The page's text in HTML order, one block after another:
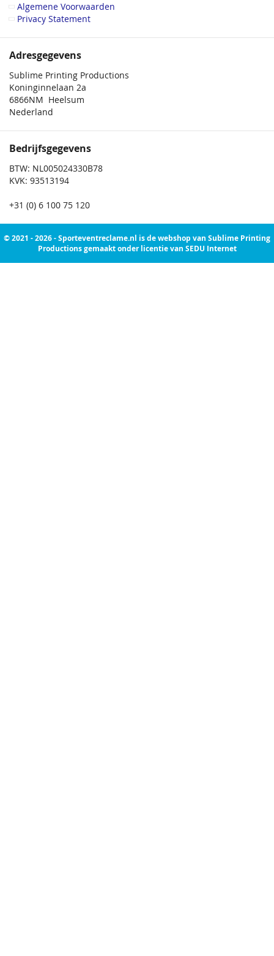
Algemene Voorwaarden
Privacy Statement
Adresgegevens
Sublime Printing Productions
Koninginnelaan 2a
6866NM Heelsum
Nederland
Bedrijfsgegevens
BTW: NL005024330B78
KVK: 93513194
+31 (0) 6 100 75 120
© 2021 - 2026 - Sporteventreclame.nl is de webshop van Sublime Printing
Productions gemaakt onder licentie van SEDU Internet